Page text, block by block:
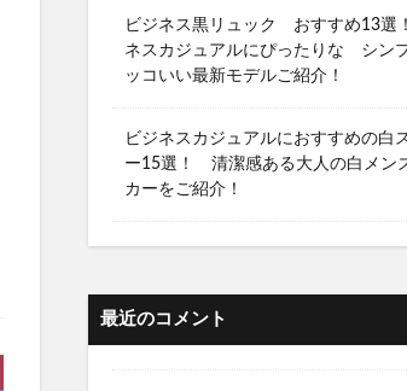
ビジネス黒リュック おすすめ13
ネスカジュアルにぴったりな シン
ッコいい最新モデルご紹介！
ビジネスカジュアルにおすすめの白
ー15選！ 清潔感ある大人の白メン
カーをご紹介！
最近のコメント